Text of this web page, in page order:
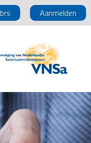
Aanmelden